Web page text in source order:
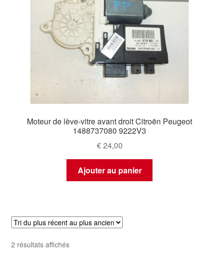
Moteur de lève-vitre avant droit Citroën Peugeot
1488737080 9222V3
€24,00
Ajouter au panier
2 résultats affichésTrié